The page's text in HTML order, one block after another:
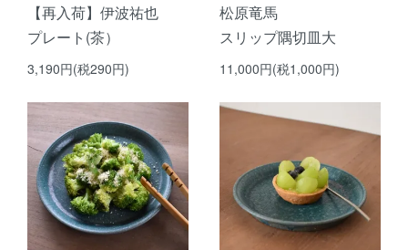
【再入荷】伊波祐也
プレート(茶）
3,190円(税290円)
松原竜馬
スリップ隅切皿大
11,000円(税1,000円)